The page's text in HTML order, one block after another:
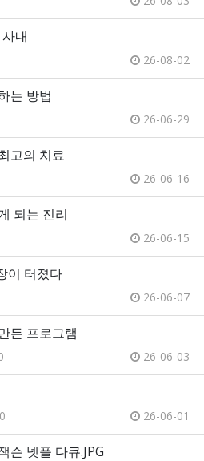
내
26-08-02
는 방법
26-06-29
고의 치료
26-06-16
되는 진리
26-06-15
이 터졌다
26-06-07
든 프로그램
26-06-03
0 26-06-01
슨 넷플 다큐.JPG